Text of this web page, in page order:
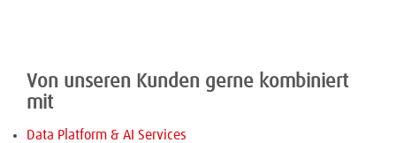
Von unseren Kunden gerne kombiniert
mit
Data Platform & AI Services